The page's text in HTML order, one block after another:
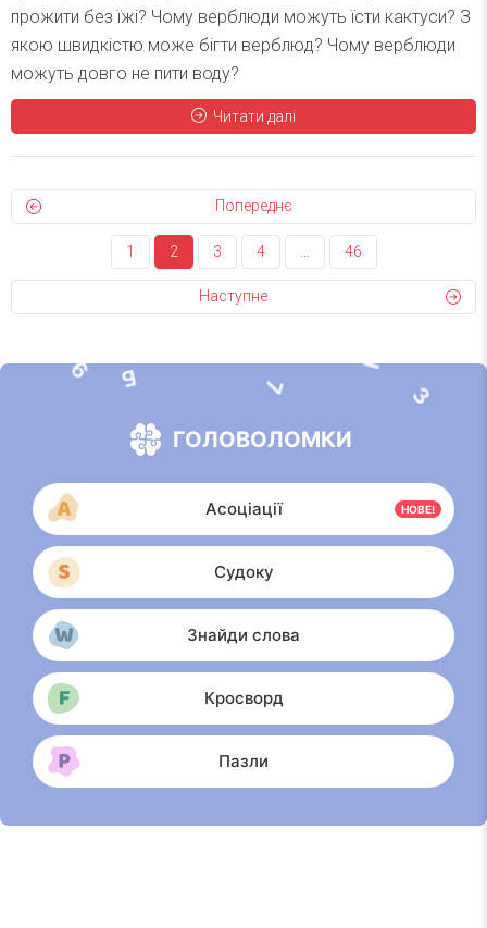
прожити без їжі? Чому верблюди можуть їсти кактуси? З
якою швидкістю може бігти верблюд? Чому верблюди
можуть довго не пити воду?
Читати далі
Попереднє
1 2 3 4 46
Наступне
9
7 3
Б
ГОЛОВОЛОМКИ
Асоціації НОВЕ!
Судоку
Знайди слова
Кросворд
Пазли